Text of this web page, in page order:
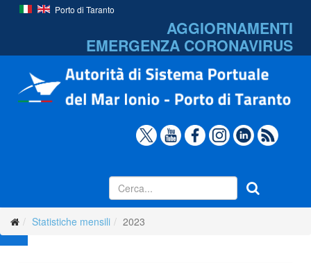
Porto di Taranto
AGGIORNAMENTI
EMERGENZA CORONAVIRUS
Statistiche mensili 2023